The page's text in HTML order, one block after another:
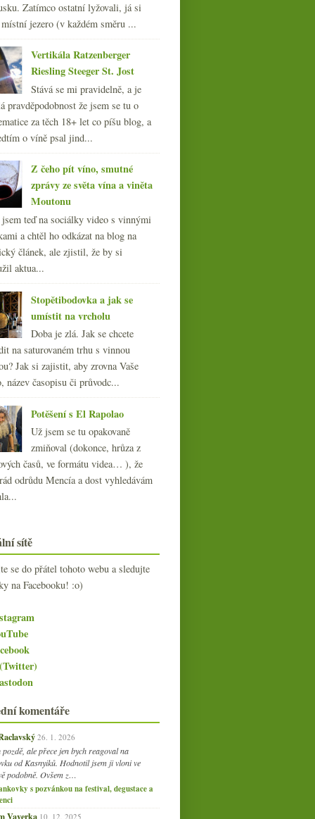
Zatímco ostatní lyžovali, já si
jezero (v každém směru ...
Vertikála Ratzenberger
Riesling Steeger St. Jost
Stává se mi pravidelně, a je
pravděpodobnost že jsem se tu o
za těch 18+ let co píšu blog, a
o víně psal jind...
Z čeho pít víno, smutné
zprávy ze světa vína a viněta
Moutonu
teď na sociálky video s vinnými
a chtěl ho odkázat na blog na
článek, ale zjistil, že by si
aktua...
Stopětibodovka a jak se
umístit na vrcholu
Doba je zlá. Jak se chcete
na saturovaném trhu s vinnou
Jak si zajistit, aby zrovna Vaše
název časopisu či průvodc...
Potěšení s El Rapolao
Už jsem se tu opakovaně
zmiňoval (dokonce, hrůza z
časů, ve formátu videa… ), že
odrůdu Mencía a dost vyhledávám
sítě
se do přátel tohoto webu a sledujte
na Facebooku! :o)
komentáře
26. 1. 2026
ale přece jen bych reagoval na
od Kasnyiků. Hodnotil jsem ji vloni ve
podobně. Ovšem z…
s pozvánkou na festival, degustace a
Vaverka 10. 12. 2025